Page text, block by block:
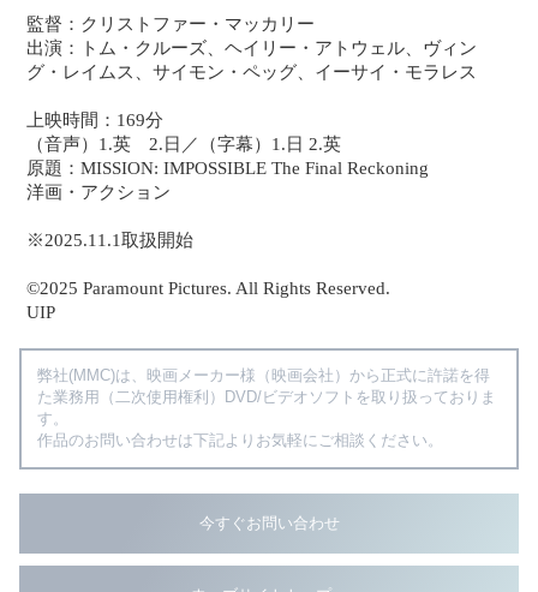
監督：クリストファー・マッカリー
出演：トム・クルーズ、ヘイリー・アトウェル、ヴィン
グ・レイムス、サイモン・ペッグ、イーサイ・モラレス
上映時間：169分
（音声）1.英 2.日／（字幕）1.日 2.英
原題：MISSION: IMPOSSIBLE The Final Reckoning
洋画・アクション
※2025.11.1取扱開始
©2025 Paramount Pictures. All Rights Reserved.
UIP
弊社(MMC)は、映画メーカー様（映画会社）から正式に許諾を得
た業務用（二次使用権利）DVD/ビデオソフトを取り扱っておりま
す。
作品のお問い合わせは下記よりお気軽にご相談ください。
今すぐお問い合わせ